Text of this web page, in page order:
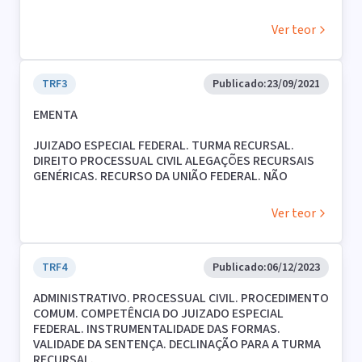
INSUFICIENTES. PRECEDENTE DA TURMA REGIONAL DE
UNIFORMIZAÇÃO DA 3ª REGIÃO. RECURSO DO INSS
Ver teor
TRF3 Publicado:23/09/2021
EMENTA
JUIZADO ESPECIAL FEDERAL. TURMA RECURSAL.
DIREITO PROCESSUAL CIVIL ALEGAÇÕES RECURSAIS
GENÉRICAS. RECURSO DA UNIÃO FEDERAL. NÃO
Ver teor
TRF4 Publicado:06/12/2023
ADMINISTRATIVO. PROCESSUAL CIVIL. PROCEDIMENTO
COMUM. COMPETÊNCIA DO JUIZADO ESPECIAL
FEDERAL. INSTRUMENTALIDADE DAS FORMAS.
VALIDADE DA SENTENÇA. DECLINAÇÃO PARA A TURMA